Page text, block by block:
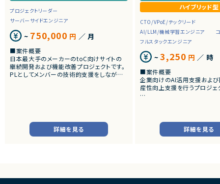
プロジェクトリーダー
サーバーサイドエンジニア
~ 750,000 円 ／ 月
■案件概要
日本最大手のメーカーのtoC向けサイトの
継続開発および機能改善プロジェクトです。
PLとしてメンバーの技術的支援をしながら、
・開発メンバーの技術フォロー
・関係者との調整および進捗管理
・Javaを中心としたシステム開発支援
詳細を見る
ハイブリッド型
CTO/VPoE/テックリード
AI/LLM/機械学習エンジニア
フルスタックエンジニア
~3,250 円 ／ 時
■案件概要
企業向けのAI活用支援およ
産性向上支援を行うプロジェ
Cursor、Claude Code、
odex等を使い、開発生産性
詳細を見る